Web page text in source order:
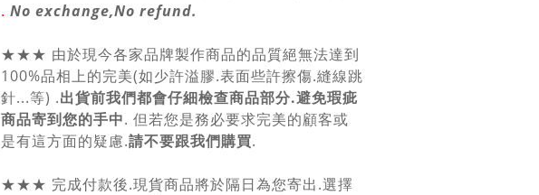
. No exchange,No refund.
★★★ 由於現今各家品牌製作商品的品質絕無法達到
100%品相上的完美(如少許溢膠.表面些許擦傷.縫線跳
針...等) .出貨前我們都會仔細檢查商品部分.避免瑕疵
商品寄到您的手中. 但若您是務必要求完美的顧客或
是有這方面的疑慮.請不要跟我們購買.
★★★ 完成付款後.現貨商品將於隔日為您寄出.選擇